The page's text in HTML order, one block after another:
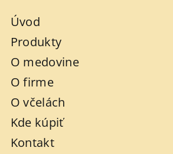
Úvod
Produkty
O medovine
O firme
O včelách
Kde kúpiť
Kontakt